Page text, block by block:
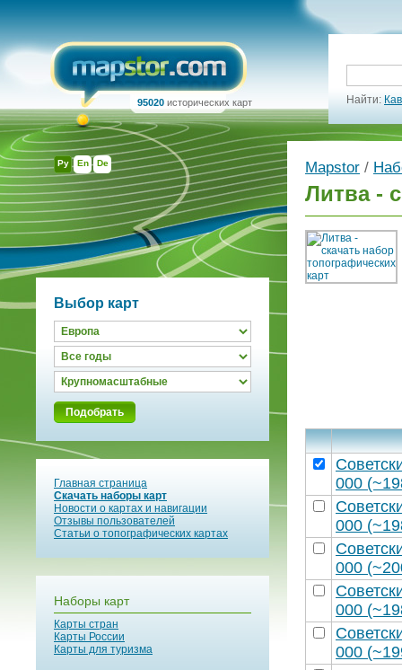
Ру En De
95020 исторических карт Найти:
Выбор карт
Подобрать
Главная страница
Скачать наборы карт
Новости о картах и навигации
Отзывы пользователей
Статьи о топографических картах
Наборы карт
Карты стран
Карты России
Карты для туризма
Mapstor /
Литва -
000
000
000
000
000